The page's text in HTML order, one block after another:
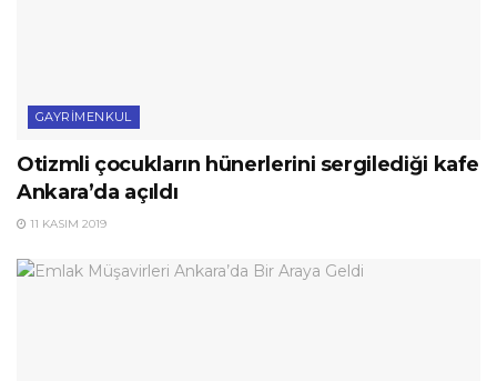
GAYRIMENKUL
Otizmli çocukların hünerlerini sergilediği kafe
Ankara’da açıldı
11 KASIM 2019